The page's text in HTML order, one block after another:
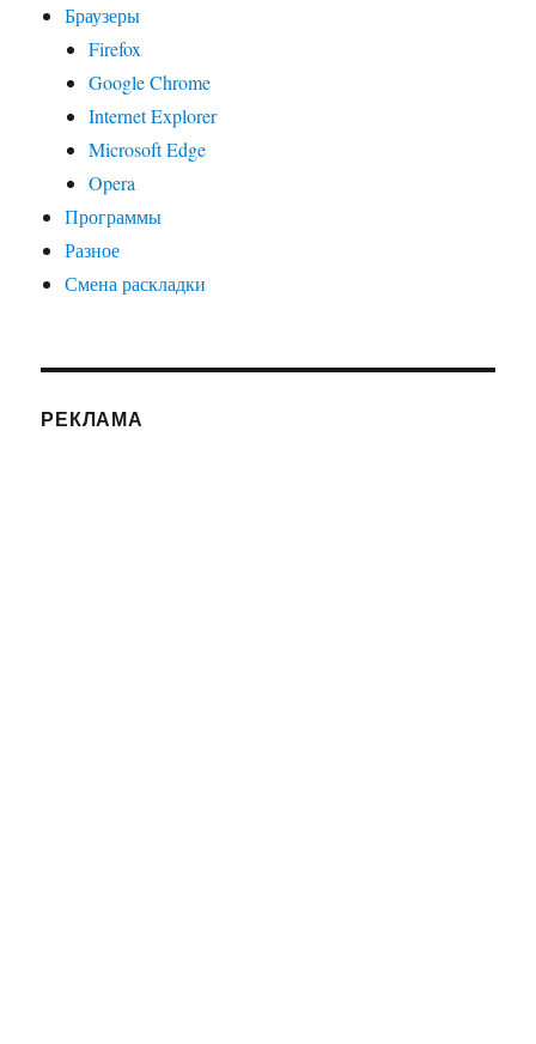
Браузеры
Firefox
Google Chrome
Internet Explorer
Microsoft Edge
Opera
Программы
Разное
Смена раскладки
РЕКЛАМА